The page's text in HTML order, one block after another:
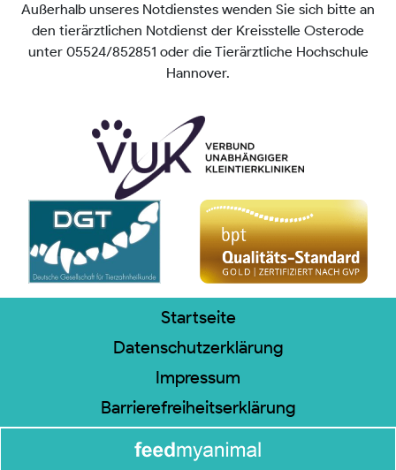
Außerhalb unseres Notdienstes wenden Sie sich bitte an
den tierärztlichen Notdienst der Kreisstelle Osterode
unter 05524/852851 oder die Tierärztliche Hochschule
Hannover.
Startseite
Datenschutzerklärung
Impressum
Barrierefreiheitserklärung